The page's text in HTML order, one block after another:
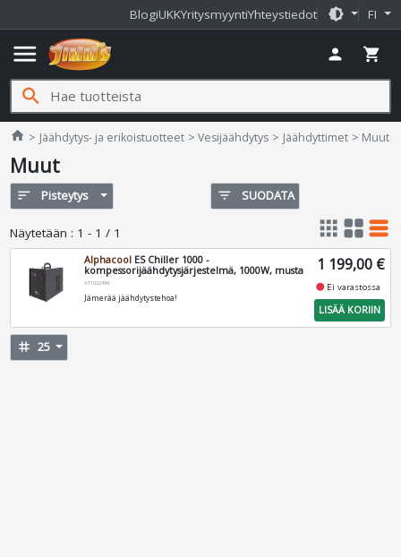
BlogiUKKYritysmyyntiYhteystiedot brightness_medium FI
menu person shopping_cart
search
home Jimms.fi
Jäähdytys- ja erikoistuotteet Vesijäähdytys Jäähdyttimet Muut
Muut
sort Pisteytys filter_list SUODATA
Näytetään : 1 - 1 / 1 apps grid_view table_rows
Alphacool ES Chiller 1000 -
kompessorijäähdytysjärjestelmä, 1000W, musta
AT1022499
Jämerää jäähdytystehoa!
1 199,00 €
fiber_manual_record Ei varastossa
LISÄÄ KORIIN
tag 25